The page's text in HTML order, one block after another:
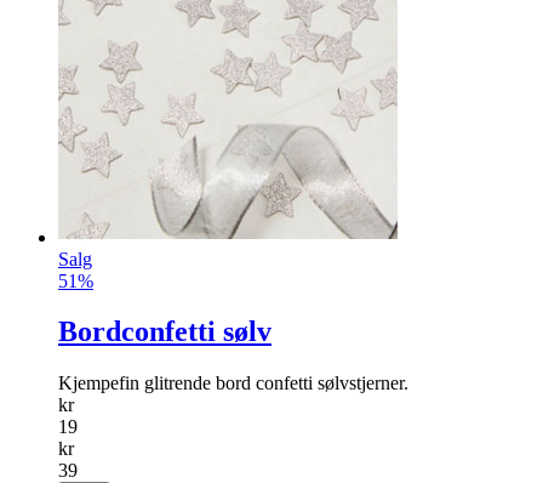
Salg
51%
Bordconfetti sølv
Kjempefin glitrende bord confetti sølvstjerner.
kr
19
kr
39